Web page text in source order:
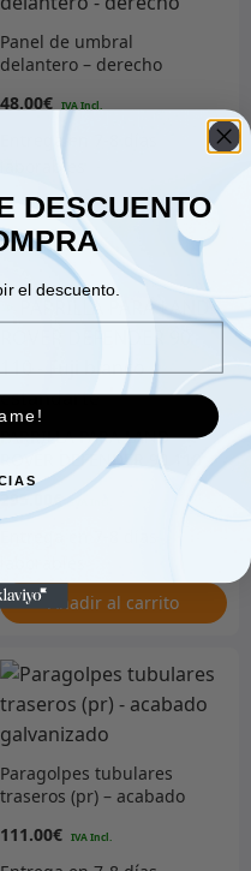
Panel de umbral
delantero – derecho
48.00€
Añadir al carrito
PARRILLA PARA LAND
ROVER DEFENDER 90 110
– Fuji blanco estandarte
295.00
Añadir al carrito
Paragolpes tubulares
traseros (pr) – acabado
111.00€
DESCUENTO
el descuento.